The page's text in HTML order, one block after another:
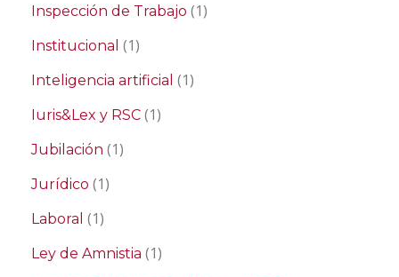
Inspección de Trabajo (1)
Institucional (1)
Inteligencia artificial (1)
Iuris&Lex y RSC (1)
Jubilación (1)
Jurídico (1)
Laboral (1)
Ley de Amnistia (1)